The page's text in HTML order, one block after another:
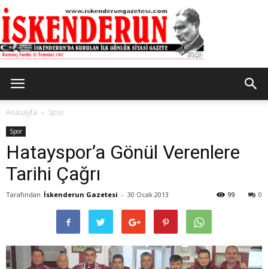
Gazetesi
Anasayfa Spor
Spor
Hatayspor’a Gönül Verenlere
Tarihi Çağrı
Tarafından İskenderun Gazetesi - 30 Ocak 2013 0
99